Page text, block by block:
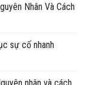
Nhân Và Cách
sự cố nhanh
nhân và cách